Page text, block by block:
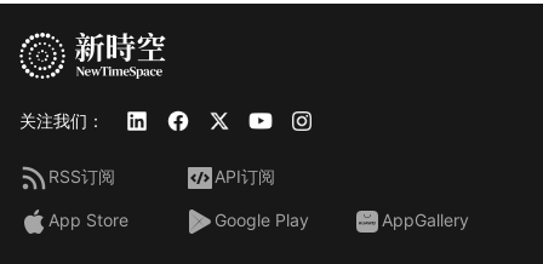
关注我们：
RSS订阅 API订阅
App Store Google Play AppGallery